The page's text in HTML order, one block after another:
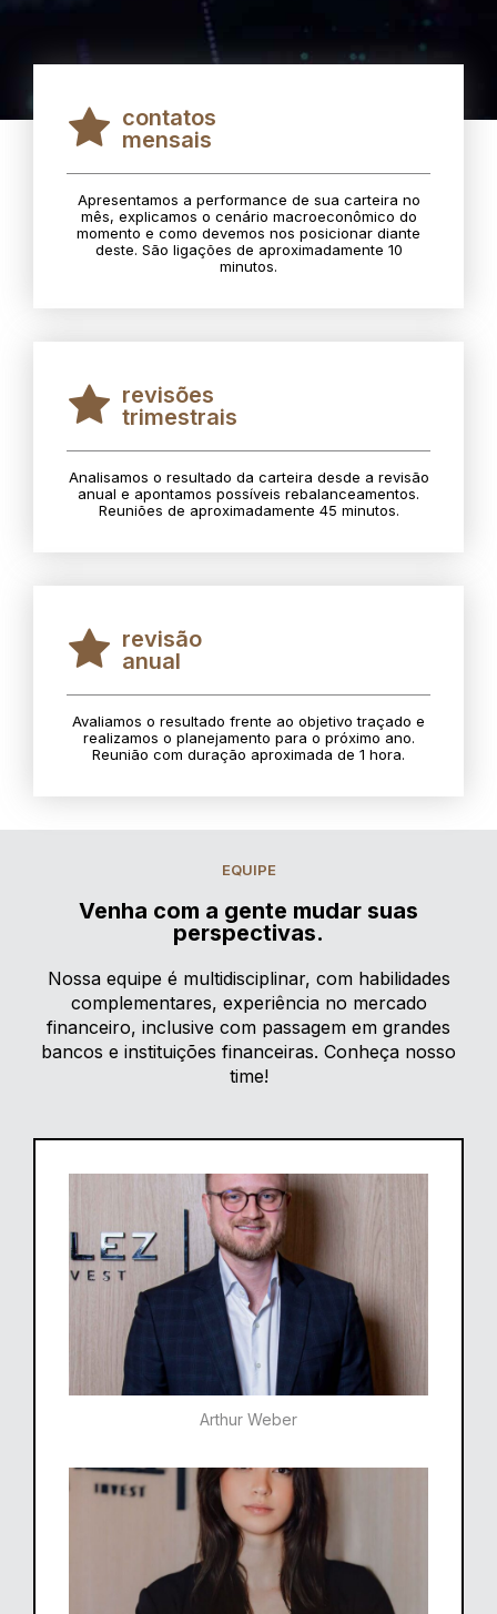
contatos
mensais
Apresentamos a performance de sua carteira no
mês, explicamos o cenário macroeconômico do
momento e como devemos nos posicionar diante
deste. São ligações de aproximadamente 10
minutos.
revisões
trimestrais
Analisamos o resultado da carteira desde a revisão
anual e apontamos possíveis rebalanceamentos.
Reuniões de aproximadamente 45 minutos.
revisão
anual
Avaliamos o resultado frente ao objetivo traçado e
realizamos o planejamento para o próximo ano.
Reunião com duração aproximada de 1 hora.
EQUIPE
Venha com a gente mudar suas
perspectivas.
Nossa equipe é multidisciplinar, com habilidades
complementares, experiência no mercado
financeiro, inclusive com passagem em grandes
bancos e instituições financeiras. Conheça nosso
time!
Arthur Weber